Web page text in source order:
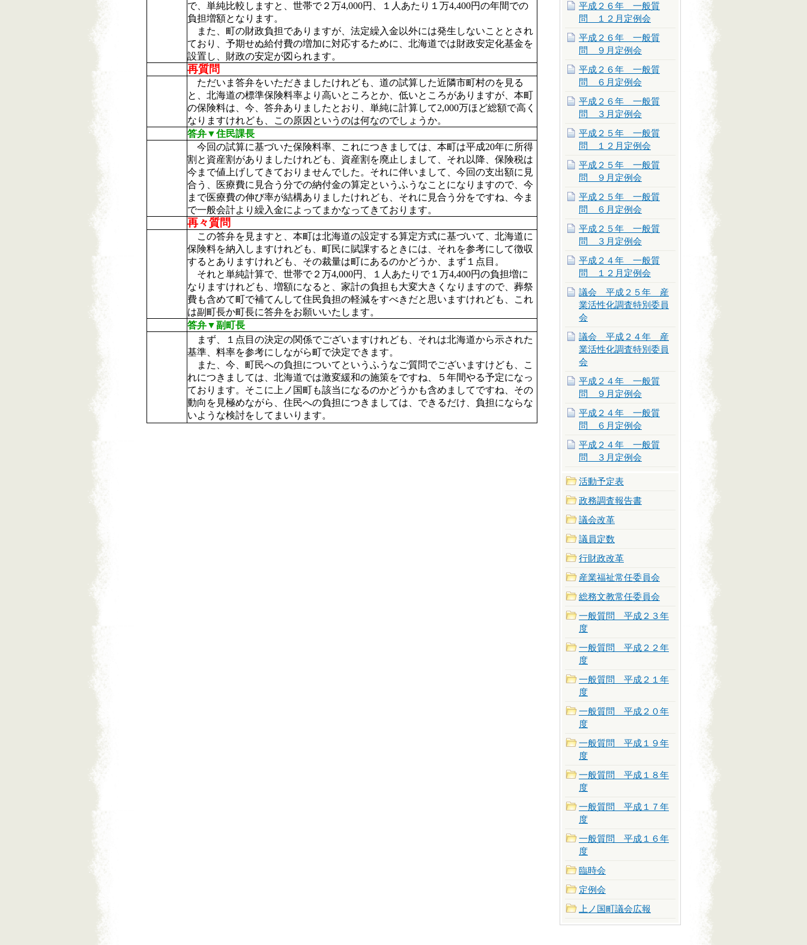
で、単純比較しますと、世帯で２万4,000円、１人あたり１万4,400円の年間での
負担増額となります。
また、町の財政負担でありますが、法定繰入金以外には発生しないこととされ
ており、予期せぬ給付費の増加に対応するために、北海道では財政安定化基金を
設置し、財政の安定が図られます。
再質問
ただいま答弁をいただきましたけれども、道の試算した近隣市町村のを見る
と、北海道の標準保険料率より高いところとか、低いところがありますが、本町
の保険料は、今、答弁ありましたとおり、単純に計算して2,000万ほど総額で高く
なりますけれども、この原因というのは何なのでしょうか。
答弁▼住民課長
今回の試算に基づいた保険料率、これにつきましては、本町は平成20年に所得
割と資産割がありましたけれども、資産割を廃止しまして、それ以降、保険税は
今まで値上げしてきておりませんでした。それに伴いまして、今回の支出額に見
合う、医療費に見合う分での納付金の算定というふうなことになりますので、今
まで医療費の伸び率が結構ありましたけれども、それに見合う分をですね、今ま
で一般会計より繰入金によってまかなってきております。
再々質問
この答弁を見ますと、本町は北海道の設定する算定方式に基づいて、北海道に
保険料を納入しますけれども、町民に賦課するときには、それを参考にして徴収
するとありますけれども、その裁量は町にあるのかどうか、まず１点目。
それと単純計算で、世帯で２万4,000円、１人あたりで１万4,400円の負担増に
なりますけれども、増額になると、家計の負担も大変大きくなりますので、葬祭
費も含めて町で補てんして住民負担の軽減をすべきだと思いますけれども、これ
は副町長か町長に答弁をお願いいたします。
答弁▼副町長
まず、１点目の決定の関係でございますけれども、それは北海道から示された
基準、料率を参考にしながら町で決定できます。
また、今、町民への負担についてというふうなご質問でございますけども、こ
れにつきましては、北海道では激変緩和の施策をですね、５年間やる予定になっ
ております。そこに上ノ国町も該当になるのかどうかも含めましてですね、その
動向を見極めながら、住民への負担につきましては、できるだけ、負担にならな
いような検討をしてまいります。
平成２６年 一般質
問 １２月定例会
平成２６年 一般質
問 ９月定例会
平成２６年 一般質
問 ６月定例会
平成２６年 一般質
問 ３月定例会
平成２５年 一般質
問 １２月定例会
平成２５年 一般質
問 ９月定例会
平成２５年 一般質
問 ６月定例会
平成２５年 一般質
問 ３月定例会
平成２４年 一般質
問 １２月定例会
議会 平成２５年 産
業活性化調査特別委員
会
議会 平成２４年 産
業活性化調査特別委員
会
平成２４年 一般質
問 ９月定例会
平成２４年 一般質
問 ６月定例会
平成２４年 一般質
問 ３月定例会
活動予定表
政務調査報告書
議会改革
議員定数
行財政改革
産業福祉常任委員会
総務文教常任委員会
一般質問 平成２３年
度
一般質問 平成２２年
度
一般質問 平成２１年
度
一般質問 平成２０年
度
一般質問 平成１９年
度
一般質問 平成１８年
度
一般質問 平成１７年
度
一般質問 平成１６年
度
臨時会
定例会
上ノ国町議会広報